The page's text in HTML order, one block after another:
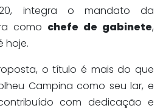
integra o mandato da
como chefe de gabinete,
hoje.
o título é mais do que
Campina como seu lar, e
com dedicação e